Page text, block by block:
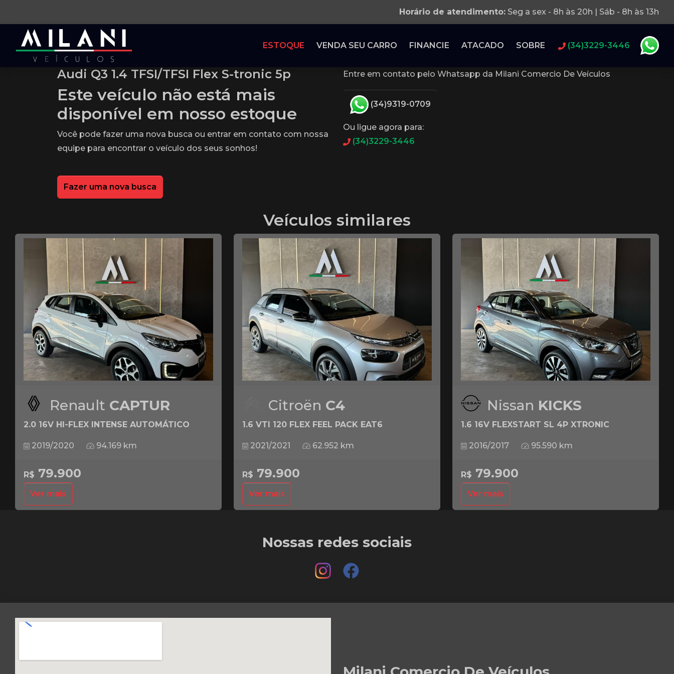
Horário de atendimento: Seg a sex - 8h às 20h | Sáb - 8h às 13h
ESTOQUE VENDA SEU CARRO FINANCIE ATACADO SOBRE (34)3229-3446
Audi Q3 1.4 TFSI/TFSI Flex S-tronic 5p
Este veículo não está mais
disponível em nosso estoque
Você pode fazer uma nova busca ou entrar em contato com nossa
equipe para encontrar o veículo dos seus sonhos!
Fazer uma nova busca
Entre em contato pelo Whatsapp da Milani Comercio De Veículos
(34)9319-0709
Ou ligue agora para:
(34)3229-3446
Veículos similares
Renault CAPTUR
2.0 16V HI-FLEX INTENSE AUTOMÁTICO
2019/2020 94.169 km
R$ 79.900
Ver mais
Citroën C4
1.6 VTI 120 FLEX FEEL PACK EAT6
2021/2021 62.952 km
R$ 79.900
Ver mais
Nissan KICKS
1.6 16V FLEXSTART SL 4P XTRONIC
2016/2017 95.590 km
R$ 79.900
Ver mais
Nossas redes sociais